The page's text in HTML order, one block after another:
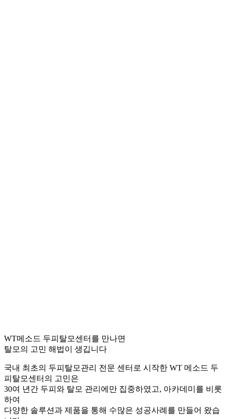
WT메소드 두피탈모센터를 만나면
탈모의 고민 해법이 생깁니다
국내 최초의 두피탈모관리 전문 센터로 시작한 WT 메소드 두
피탈모센터의 고민은
30여 년간 두피와 탈모 관리에만 집중하였고, 아카데미를 비롯
하여
다양한 솔루션과 제품을 통해 수많은 성공사례를 만들어 왔습